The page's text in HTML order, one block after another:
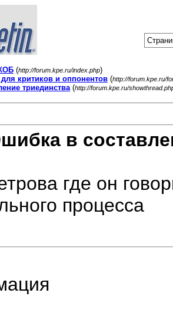
(http://forum.kpe.ru/index.php)
критиков и оппонентов (http://forum.kpe.ru/
триединства(http://forum.kpe.ru/
в
где он
процесса